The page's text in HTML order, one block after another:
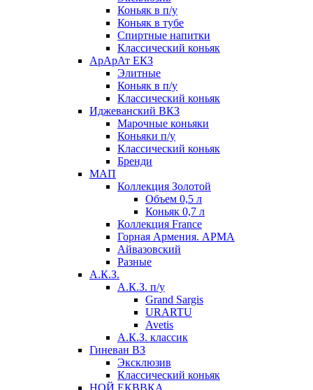
Коньяк в п/у
Коньяк в тубе
Спиртные напитки
Классический коньяк
АрАрАт ЕКЗ
Элитные
Коньяк в п/у
Классический коньяк
Иджеванский ВКЗ
Марочные коньяки
Коньяки п/у
Классический коньяк
Бренди
МАП
Коллекция Золотой
Объем 0,5 л
Коньяк 0,7 л
Коллекция France
Горная Армения. АРМА
Айвазовский
Разные
А.К.З.
А.К.З. п/у
Grand Sargis
URARTU
Avetis
А.К.З. классик
Гиневан ВЗ
Эксклюзив
Классический коньяк
НОЙ ЕКВВКА